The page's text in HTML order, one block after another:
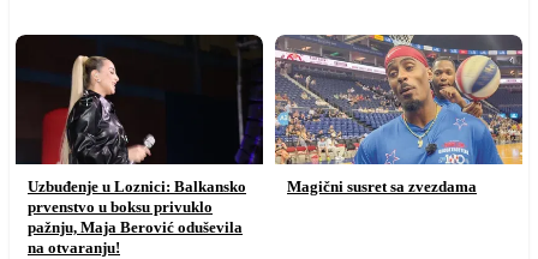
Uzbuđenje u Loznici: Balkansko
prvenstvo u boksu privuklo
pažnju, Maja Berović oduševila
na otvaranju!
Magični susret sa zvezdama